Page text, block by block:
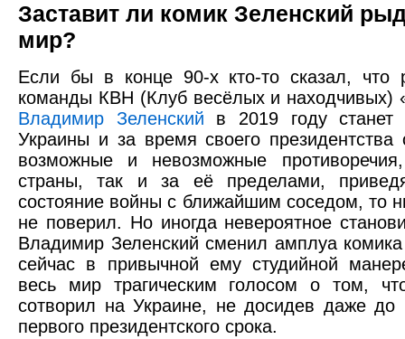
Заставит ли комик Зеленский
мир?
Если бы в конце 90-х кто-то сказал, что
команды КВН (Клуб весёлых и находчивых)
Владимир Зеленский в 2019 году станет
Украины и за время своего президентства
возможные и невозможные
страны, так и за её пределами,
состояние войны с ближайшим соседом, то
не поверил. Но иногда невероятное
Владимир Зеленский сменил амплуа комика
сейчас в привычной ему студийной
весь мир трагическим голосом о том,
сотворил на Украине, не досидев даже до
первого президентского срока.